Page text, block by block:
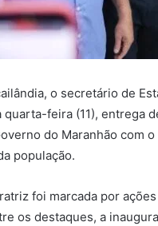
o secretário de
quarta-feira (11), entrega
do Maranhão com
população.
foi marcada por
os destaques, a